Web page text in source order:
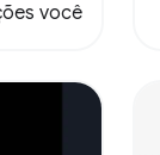
você
ficam